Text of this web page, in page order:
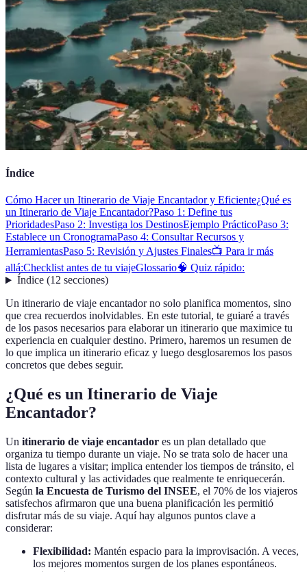
Índice
Cómo Hacer un Itinerario de Viaje Encantador y Eficiente¿Qué es
un Itinerario de Viaje Encantador?Paso 1: Define tus
PrioridadesPaso 2: Investiga los DestinosEjemplo PrácticoPaso 3:
Establece un CronogramaPaso 4: Consultar Recursos y
HerramientasPaso 5: Revisión y Ajustes Finales📺 Para ir más
allá:Checklist antes de tu viajeGlossario🧠 Quiz rápido:
Índice(12 secciones)
Un itinerario de viaje encantador no solo planifica momentos, sino
que crea recuerdos inolvidables. En este tutorial, te guiaré a través
de los pasos necesarios para elaborar un itinerario que maximice tu
experiencia en cualquier destino. Primero, haremos un resumen de
lo que implica un itinerario eficaz y luego desglosaremos los pasos
concretos que debes seguir.
¿Qué es un Itinerario de Viaje
Encantador?
Un itinerario de viaje encantador es un plan detallado que
organiza tu tiempo durante un viaje. No se trata solo de hacer una
lista de lugares a visitar; implica entender los tiempos de tránsito, el
contexto cultural y las actividades que realmente te enriquecerán.
Según la Encuesta de Turismo del INSEE, el 70% de los viajeros
satisfechos afirmaron que una buena planificación les permitió
disfrutar más de su viaje. Aquí hay algunos puntos clave a
considerar:
Flexibilidad: Mantén espacio para la improvisación. A veces,
los mejores momentos surgen de los planes espontáneos.